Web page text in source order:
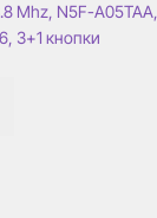
Mhz, N5F-A05TAA,
3+1 кнопки